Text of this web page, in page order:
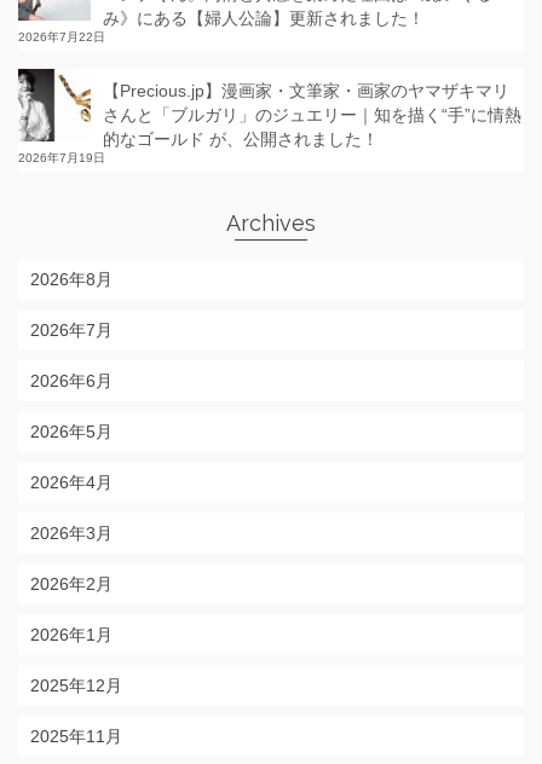
み》にある【婦人公論】更新されました！
2026年7月22日
【Precious.jp】漫画家・文筆家・画家のヤマザキマリ
さんと「ブルガリ」のジュエリー｜知を描く“手”に情熱
的なゴールド が、公開されました！
2026年7月19日
Archives
2026年8月
2026年7月
2026年6月
2026年5月
2026年4月
2026年3月
2026年2月
2026年1月
2025年12月
2025年11月